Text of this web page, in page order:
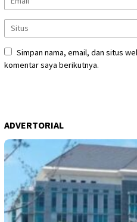
Simpan nama, email, dan situs
komentar saya berikutnya.
ADVERTORIAL